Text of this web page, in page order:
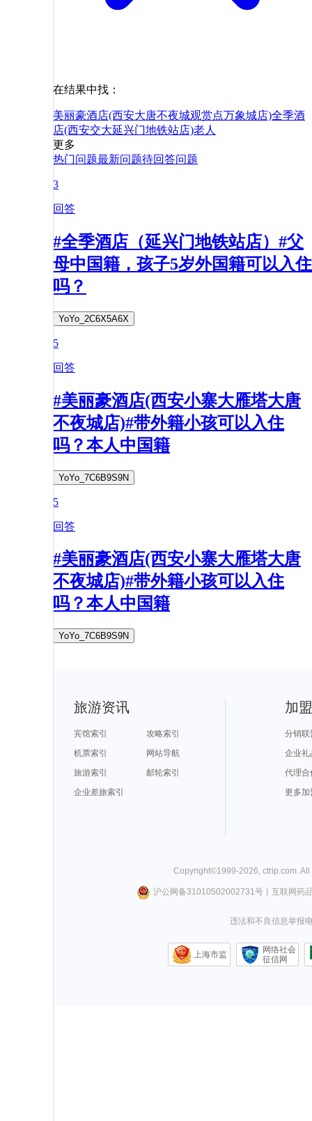
在结果中找：
美丽豪酒店(西安大唐不夜城观赏点万象城店)全季酒
店(西安交大延兴门地铁站店)老人
更多
热门问题最新问题待回答问题
3
回答
#全季酒店（延兴门地铁站店）#父
母中国籍，孩子5岁外国籍可以入住
吗？
YoYo_2C6X5A6X
5
回答
#美丽豪酒店(西安小寨大雁塔大唐
不夜城店)#带外籍小孩可以入住
吗？本人中国籍
YoYo_7C6B9S9N
5
回答
#美丽豪酒店(西安小寨大雁塔大唐
不夜城店)#带外籍小孩可以入住
吗？本人中国籍
YoYo_7C6B9S9N
旅游资讯
宾馆索引
攻略索引
机票索引
网站导航
旅游索引
邮轮索引
企业差旅索引
加
分销联
企业礼
代理合
更多加
Copyright©1999-2026, ctrip.com.
沪公网备31010502002731号丨 互联网药
违法和不良信息举报
上海市监
网络社会
征信网